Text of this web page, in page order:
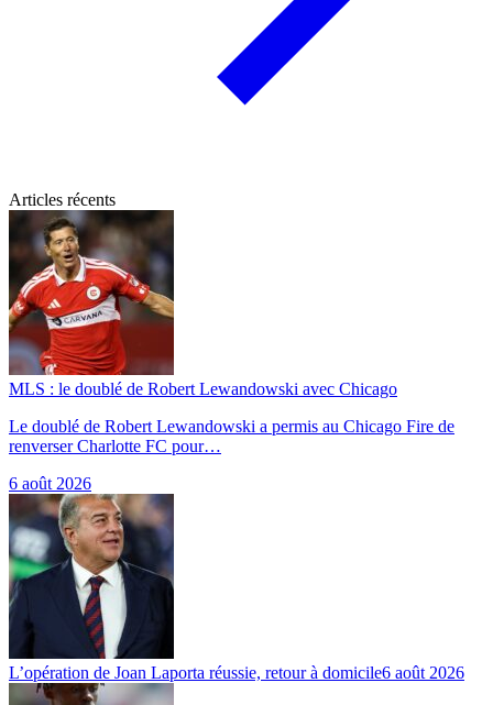
Articles récents
MLS : le doublé de Robert Lewandowski avec Chicago
Le doublé de Robert Lewandowski a permis au Chicago Fire de
renverser Charlotte FC pour…
6 août 2026
L’opération de Joan Laporta réussie, retour à domicile6 août 2026